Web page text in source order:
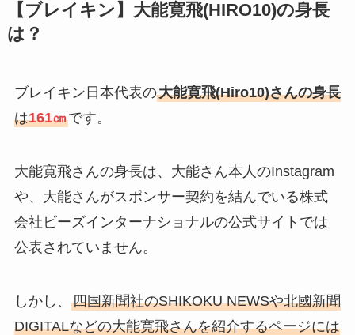
【ブレイキン】大能寛飛(HIRO10)の身長
は？
ブレイキン日本代表の大能寛飛(Hiro10)さんの身長
は161㎝です。
大能寛飛さんの身長は、大能さん本人のInstagram
や、大能さんがスポンサー契約を結んでいる株式
会社ビーズインターナショナルの公式サイトでは
公表されていません。
しかし、 四国新聞社のSHIKOKU NEWSや北國新聞
DIGITALなどの大能寛飛さんを紹介するページには